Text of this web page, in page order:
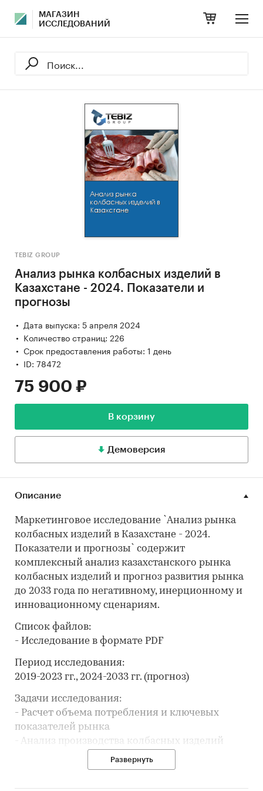
МАГАЗИН
ИССЛЕДОВАНИЙ
TEBIZ GROUP
Анализ рынка колбасных изделий в
Казахстане - 2024. Показатели и
прогнозы
Дата выпуска: 5 апреля 2024
Количество страниц: 226
Срок предоставления работы: 1 день
ID: 78472
75 900 ₽
В корзину
Демоверсия
Описание
Маркетинговое исследование `Анализ рынка
колбасных изделий в Казахстане - 2024.
Показатели и прогнозы` содержит
комплексный анализ казахстанского рынка
колбасных изделий и прогноз развития рынка
до 2033 года по негативному, инерционному и
инновационному сценариям.
Список файлов:
- Исследование в формате PDF
Период исследования:
2019-2023 гг., 2024-2033 гг. (прогноз)
Задачи исследования:
- Расчет объема потребления и ключевых
показателей рынка
- Анализ производства колбасных изделий
- Обзор производственных мощностей и расчет
уровня загрузки мощностей
Развернуть